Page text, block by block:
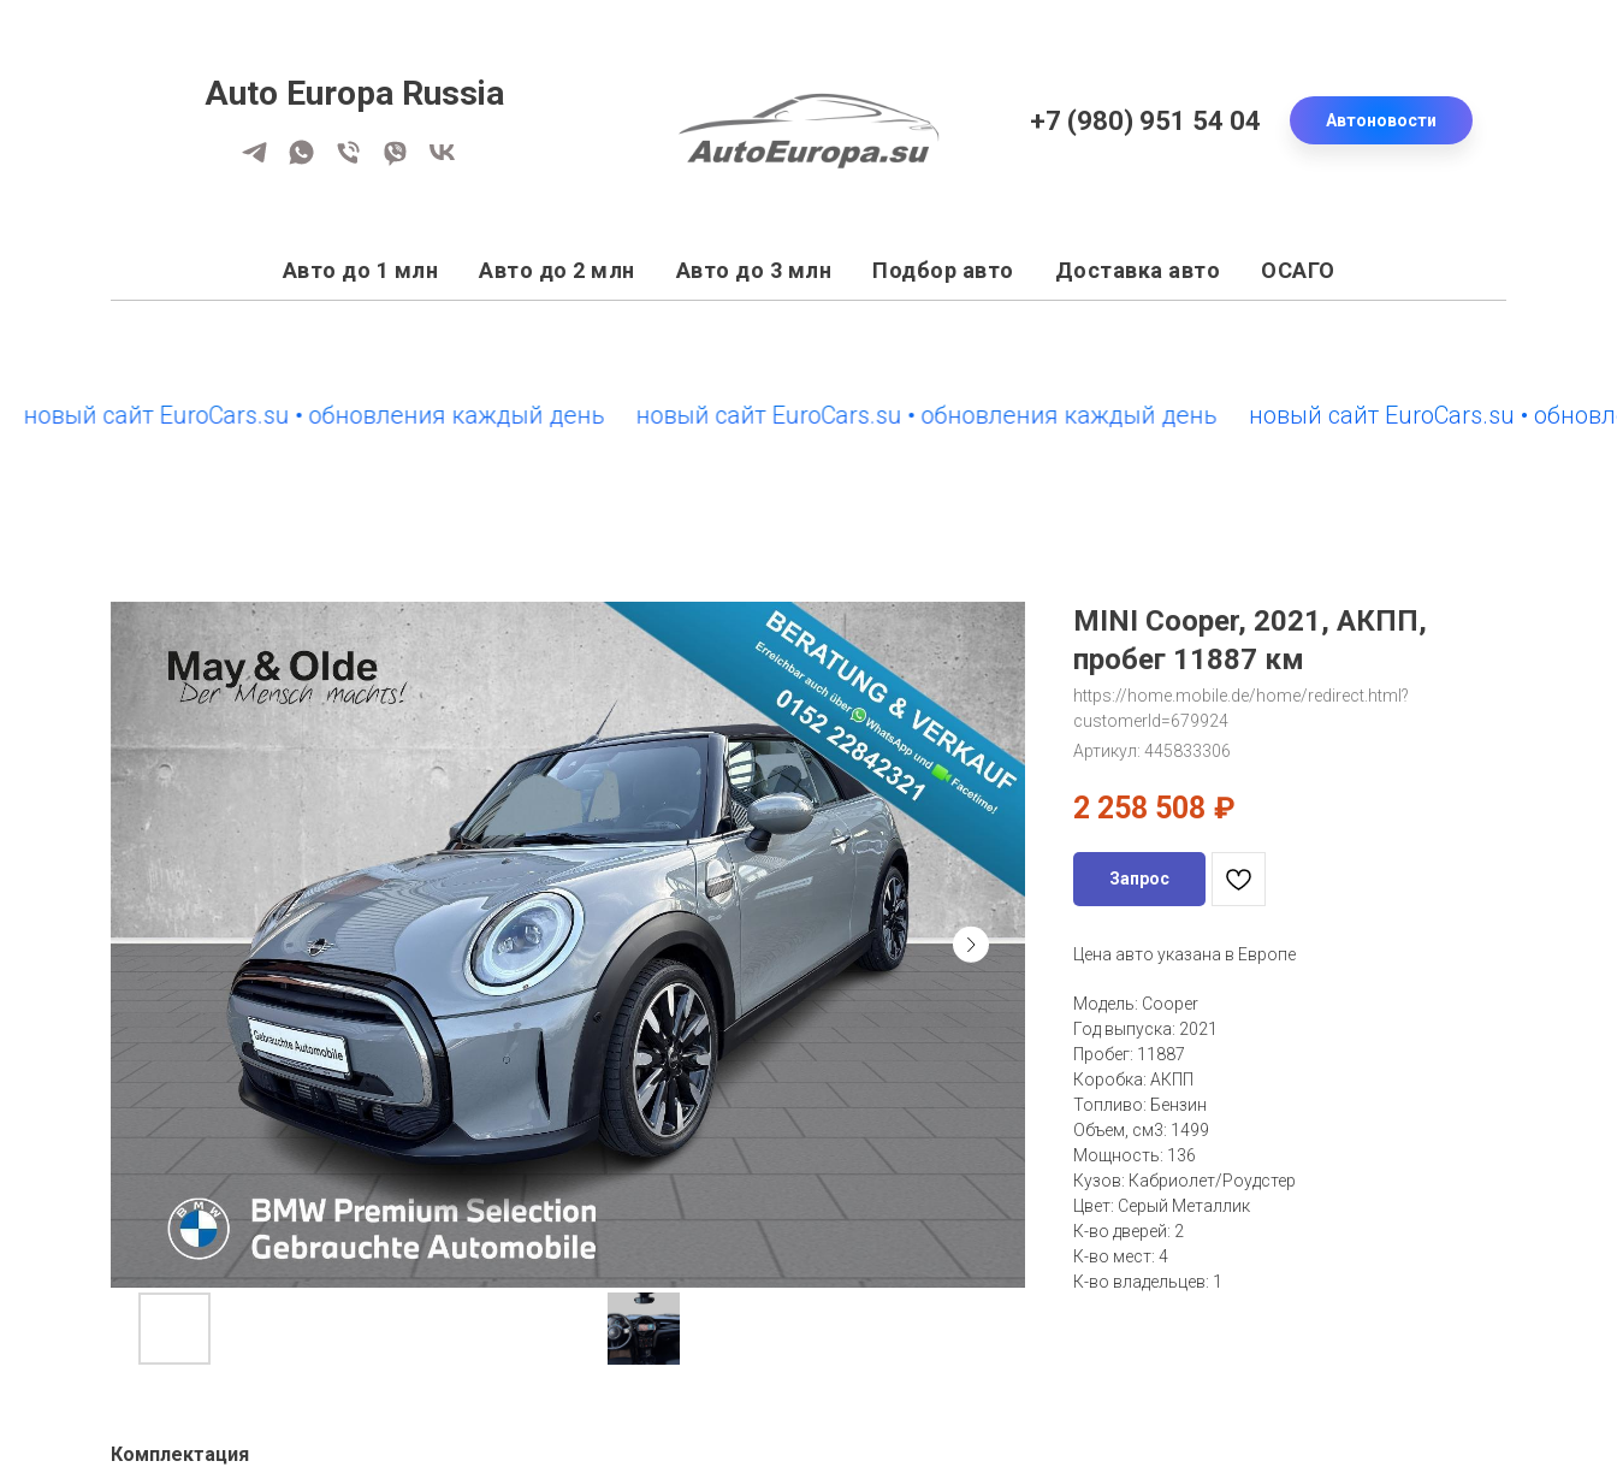
Auto Europa Russia
+7 (980) 951 54 04 Автоновости
Авто до 1 млн Авто до 2 млн Авто до 3 млн Подбор авто Доставка авто ОСАГО
сайт EuroCars.su • обновления каждый день новый сайт EuroCars.su • обновления каждый день новый сайт EuroCars.su • обновления
MINI Cooper, 2021, АКПП,
пробег 11887 км
https://home.mobile.de/home/redirect.html?
customerId=679924
Артикул: 445833306
2 258 508 ₽
Запрос
Цена авто указана в Европе
Модель: Cooper
Год выпуска: 2021
Пробег: 11887
Коробка: АКПП
Топливо: Бензин
Объем, см3: 1499
Мощность: 136
Кузов: Кабриолет/Роудстер
Цвет: Серый Металлик
К-во дверей: 2
К-во мест: 4
К-во владельцев: 1
Комплектация